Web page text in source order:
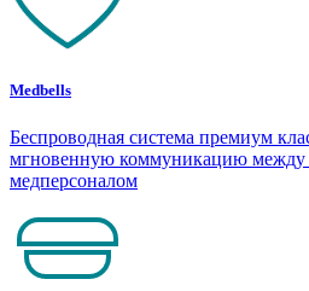
Medbells
Беспроводная система премиум
мгновенную коммуникацию между
медперсоналом